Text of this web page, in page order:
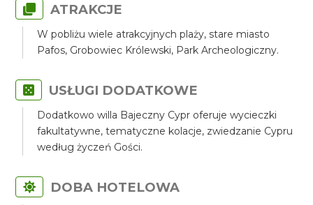
ATRAKCJE
W pobliżu wiele atrakcyjnych plaży, stare miasto
Pafos, Grobowiec Królewski, Park Archeologiczny.
USŁUGI DODATKOWE
Dodatkowo willa Bajeczny Cypr oferuje wycieczki
fakultatywne, tematyczne kolacje, zwiedzanie Cypru
według życzeń Gości.
DOBA HOTELOWA